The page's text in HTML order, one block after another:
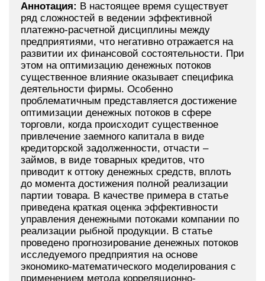
Аннотация: В настоящее время существует
ряд сложностей в ведении эффективной
платежно-расчетной дисциплины между
предприятиями, что негативно отражается на
развитии их финансовой состоятельности. При
этом на оптимизацию денежных потоков
существенное влияние оказывает специфика
деятельности фирмы. Особенно
проблематичным представляется достижение
оптимизации денежных потоков в сфере
торговли, когда происходит существенное
привлечение заемного капитала в виде
кредиторской задолженности, отчасти –
займов, в виде товарных кредитов, что
приводит к оттоку денежных средств, вплоть
до момента достижения полной реализации
партии товара. В качестве примера в статье
приведена краткая оценка эффективности
управления денежными потоками компании по
реализации рыбной продукции. В статье
проведено прогнозирование денежных потоков
исследуемого предприятия на основе
экономико-математического моделирования с
применением метода корреляционно-